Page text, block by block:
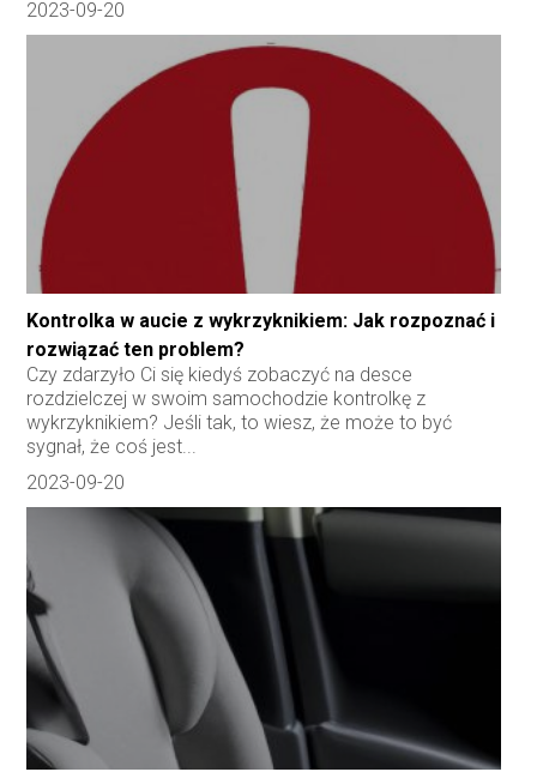
2023-09-20
Kontrolka w aucie z wykrzyknikiem: Jak rozpoznać i
rozwiązać ten problem?
Czy zdarzyło Ci się kiedyś zobaczyć na desce
rozdzielczej w swoim samochodzie kontrolkę z
wykrzyknikiem? Jeśli tak, to wiesz, że może to być
sygnał, że coś jest...
2023-09-20